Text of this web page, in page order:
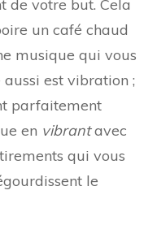
de votre but. Cela
un café chaud
musique qui vous
est vibration ;
parfaitement
en vibrantavec
qui vous
le